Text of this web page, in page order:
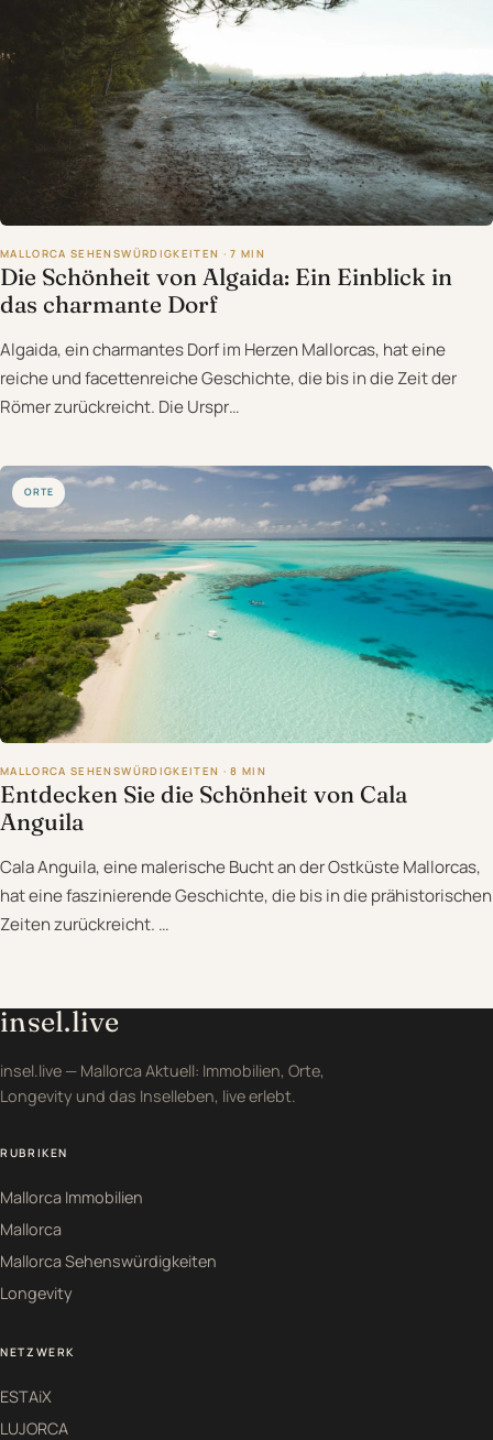
MALLORCA SEHENSWÜRDIGKEITEN · 7 MIN
Die Schönheit von Algaida: Ein Einblick in
das charmante Dorf
Algaida, ein charmantes Dorf im Herzen Mallorcas, hat eine
reiche und facettenreiche Geschichte, die bis in die Zeit der
Römer zurückreicht. Die Urspr…
ORTE
MALLORCA SEHENSWÜRDIGKEITEN · 8 MIN
Entdecken Sie die Schönheit von Cala
Anguila
Cala Anguila, eine malerische Bucht an der Ostküste Mallorcas,
hat eine faszinierende Geschichte, die bis in die prähistorischen
Zeiten zurückreicht. …
insel.live
insel.live — Mallorca Aktuell: Immobilien, Orte,
Longevity und das Inselleben, live erlebt.
RUBRIKEN
Mallorca Immobilien
Mallorca
Mallorca Sehenswürdigkeiten
Longevity
NETZWERK
ESTAiX
LUJORCA